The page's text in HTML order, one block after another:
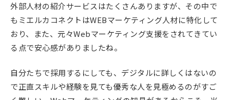
外部人材の紹介サービスはたくさんありますが、その中で
もミエルカコネクトはWEBマーケティング人材に特化して
おり、また、元々Webマーケティング支援をされてきてい
る点で安心感がありましたね。
自分たちで採用するにしても、デジタルに詳しくはないの
で正直スキルや経験を見ても優秀な人を見極めるのがすご